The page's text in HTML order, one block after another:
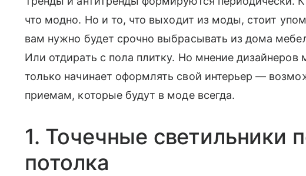
что модно. Но и то, что выходит из моды, стоит
вам нужно будет срочно выбрасывать из дома
Или отдирать с пола плитку. Но мнение
только начинает оформлять свой интерьер —
приемам, которые будут в моде всегда.
1. Точечные светильники
потолка